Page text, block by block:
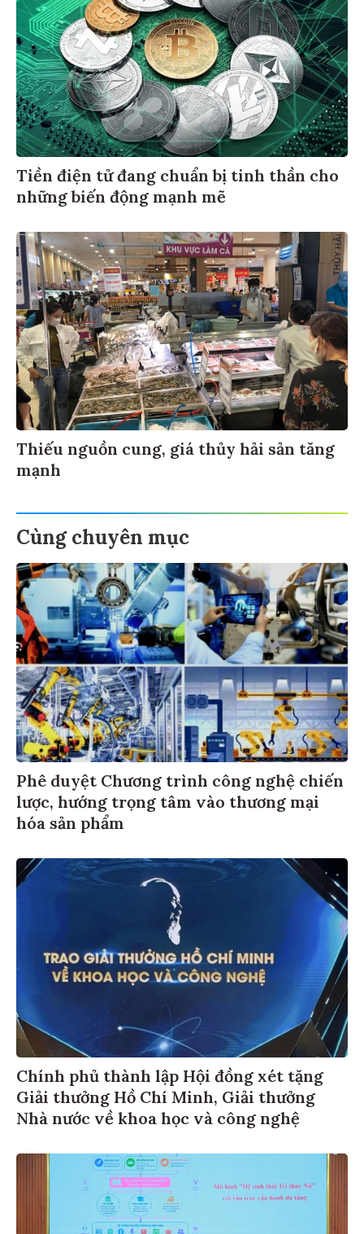
Tiền điện tử đang chuẩn bị tinh thần cho
những biến động mạnh mẽ
Thiếu nguồn cung, giá thủy hải sản tăng
mạnh
Cùng chuyên mục
Phê duyệt Chương trình công nghệ chiến
lược, hướng trọng tâm vào thương mại
hóa sản phẩm
Chính phủ thành lập Hội đồng xét tặng
Giải thưởng Hồ Chí Minh, Giải thưởng
Nhà nước về khoa học và công nghệ